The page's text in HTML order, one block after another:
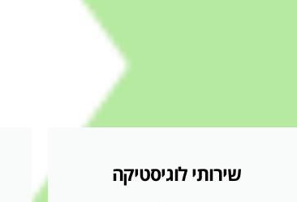
שירותי לוגיסטיקה